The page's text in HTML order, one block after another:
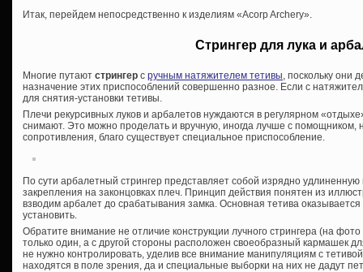
Итак, перейдем непосредственно к изделиям «Acorp Archery».
Стрингер для лука и
Многие путают стрингер с ручным натяжителем тетивы, поскольку они
назначение этих приспособлений совершенно разное. Если с
для снятия-установки тетивы.
Плечи рекурсивных луков и арбалетов нуждаются в регулярном
снимают. Это можно проделать и вручную, иногда лучше с помощником,
сопротивления, благо существует специальное приспособление.
По сути арбалетный стрингер представляет собой изрядно
закрепления на законцовках плеч. Принцип действия понятен из
взводим арбалет до срабатывания замка. Основная тетива
установить.
Обратите внимание не отличие конструкции лучного стрингера (на
только один, а с другой стороны расположен своеобразный кармашек
не нужно контролировать, уделив все внимание манипуляциям с
находятся в поле зрения, да и специальные выборки на них не дадут